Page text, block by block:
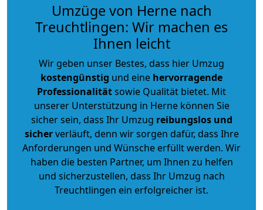
Umzüge von Herne nach
Treuchtlingen: Wir machen es
Ihnen leicht
Wir geben unser Bestes, dass hier Umzug
kostengünstig und eine hervorragende
Professionalitätsowie Qualität bietet. Mit
unserer Unterstützung in Herne können Sie
sicher sein, dass Ihr Umzug reibungslos und
sicherverläuft, denn wir sorgen dafür, dass Ihre
Anforderungen und Wünsche erfüllt werden. Wir
haben die besten Partner, um Ihnen zu helfen
und sicherzustellen, dass Ihr Umzug nach
Treuchtlingen ein erfolgreicher ist.